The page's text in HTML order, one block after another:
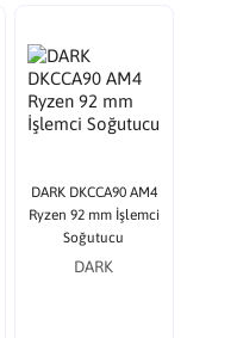
DARK DKCCA90 AM4
Ryzen 92 mm İşlemci
Soğutucu
DARK